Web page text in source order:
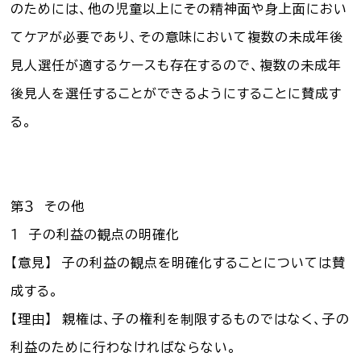
のためには、他の児童以上にその精神面や身上面におい
てケアが必要であり、その意味において複数の未成年後
見人選任が適するケースも存在するので、複数の未成年
後見人を選任することができるようにすることに賛成す
る。
第３ その他
１ 子の利益の観点の明確化
【意見】 子の利益の観点を明確化することについては賛
成する。
【理由】 親権は、子の権利を制限するものではなく、子の
利益のために行わなければならない。